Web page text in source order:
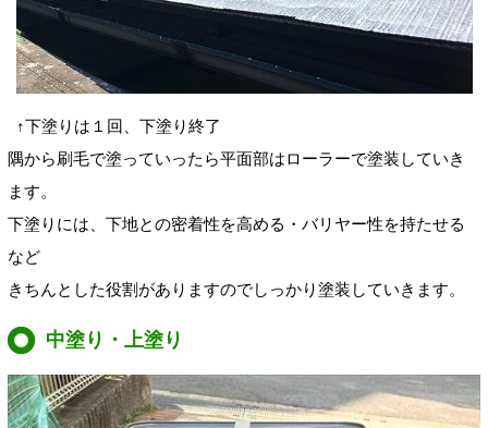
↑下塗りは１回、下塗り終了
隅から刷毛で塗っていったら平面部はローラーで塗装していき
ます。
下塗りには、下地との密着性を高める・バリヤー性を持たせる
など
きちんとした役割がありますのでしっかり塗装していきます。
中塗り・上塗り